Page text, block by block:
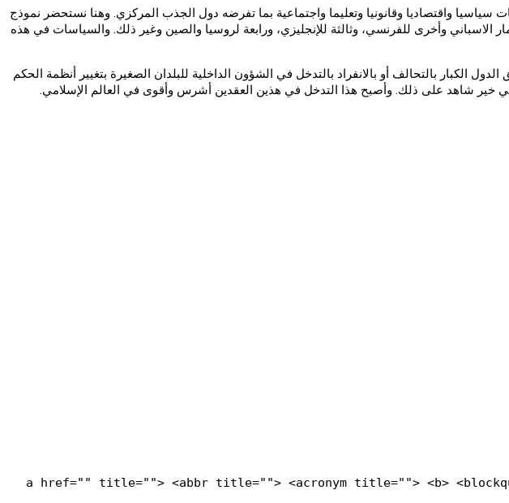
سياسيا واقتصاديا وقانونيا وتعليما واجتماعية بما تفرضه دول الجذب المركزي. وهنا نستحضر نموذج
وأخرى للفرنسي، وثالثة للإنجليزي، ورابعة لروسيا والصين وغير ذلك. والسياسات في هذه
الكبار بالتحالف أو بالانفراد بالتدخل في الشؤون الداخلية للبلدان الصغيرة بتغيير أنظمة الحكم
خير شاهد على ذلك. وأصبح هذا التدخل في هذين العقدين أشرس وأقوى في العالم الإسلامي.
<a href="" title=""> <abbr title=""> <acronym title=""> <b>